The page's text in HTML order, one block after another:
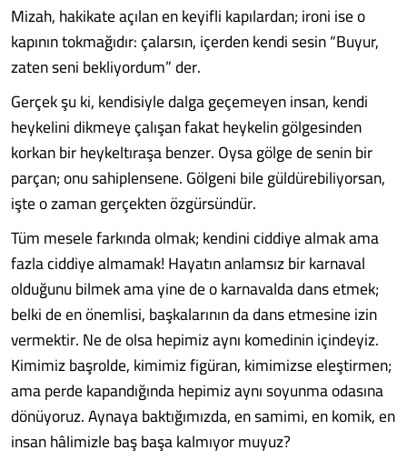
Mizah, hakikate açılan en keyifli kapılardan; ironi ise o
kapının tokmağıdır: çalarsın, içerden kendi sesin “Buyur,
zaten seni bekliyordum” der.
Gerçek şu ki, kendisiyle dalga geçemeyen insan, kendi
heykelini dikmeye çalışan fakat heykelin gölgesinden
korkan bir heykeltıraşa benzer. Oysa gölge de senin bir
parçan; onu sahiplensene. Gölgeni bile güldürebiliyorsan,
işte o zaman gerçekten özgürsündür.
Tüm mesele farkında olmak; kendini ciddiye almak ama
fazla ciddiye almamak! Hayatın anlamsız bir karnaval
olduğunu bilmek ama yine de o karnavalda dans etmek;
belki de en önemlisi, başkalarının da dans etmesine izin
vermektir. Ne de olsa hepimiz aynı komedinin içindeyiz.
Kimimiz başrolde, kimimiz figüran, kimimizse eleştirmen;
ama perde kapandığında hepimiz aynı soyunma odasına
dönüyoruz. Aynaya baktığımızda, en samimi, en komik, en
insan hâlimizle baş başa kalmıyor muyuz?